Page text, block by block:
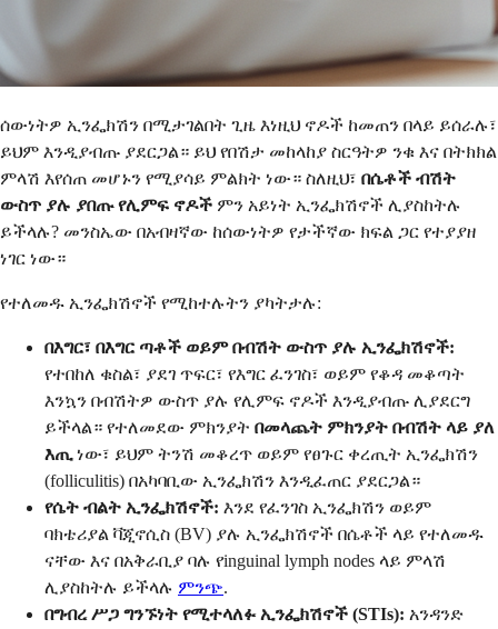
ሰውነትዎ ኢንፌክሽን በሚታገልበት ጊዜ እነዚህ ኖዶች ከመጠን በላይ ይሰራሉ፣
ይህም እንዲያብጡ ያደርጋል። ይህ የበሽታ መከላከያ ስርዓትዎ ንቁ እና በትክክል
ምላሽ እየሰጠ መሆኑን የሚያሳይ ምልክት ነው። ስለዚህ፣ በሴቶች ብሽት
ውስጥ ያሉ ያበጡ የሊምፍ ኖዶች ምን አይነት ኢንፌክሽኖች ሊያስከትሉ
ይችላሉ? መንስኤው በአብዛኛው ከሰውነትዎ የታችኛው ክፍል ጋር የተያያዘ
ነገር ነው።
የተለመዱ ኢንፌክሽኖች የሚከተሉትን ያካትታሉ:
በእግር፣ በእግር ጣቶች ወይም በብሽት ውስጥ ያሉ ኢንፌክሽኖች:
የተበከለ ቁስል፣ ያደገ ጥፍር፣ የእግር ፈንገስ፣ ወይም የቆዳ መቆጣት
እንኳን በብሽትዎ ውስጥ ያሉ የሊምፍ ኖዶች እንዲያብጡ ሊያደርግ
ይችላል። የተለመደው ምክንያት በመላጨት ምክንያት በብሽት ላይ ያለ
እጢነው፣ ይህም ትንሽ መቆረጥ ወይም የፀጉር ቀረጢት ኢንፌክሽን
(folliculitis) በአካባቢው ኢንፌክሽን እንዲፈጠር ያደርጋል።
የሴት ብልት ኢንፌክሽኖች: እንደ የፈንገስ ኢንፌክሽን ወይም
ባክቴሪያል ቫጂኖሲስ (BV) ያሉ ኢንፌክሽኖች በሴቶች ላይ የተለመዱ
ናቸው እና በአቅራቢያ ባሉ የinguinal lymph nodes ላይ ምላሽ
ሊያስከትሉ ይችላሉ ምንጭ.
በግብረ ሥጋ ግንኙነት የሚተላለፉ ኢንፌክሽኖች (STIs): አንዳንድ